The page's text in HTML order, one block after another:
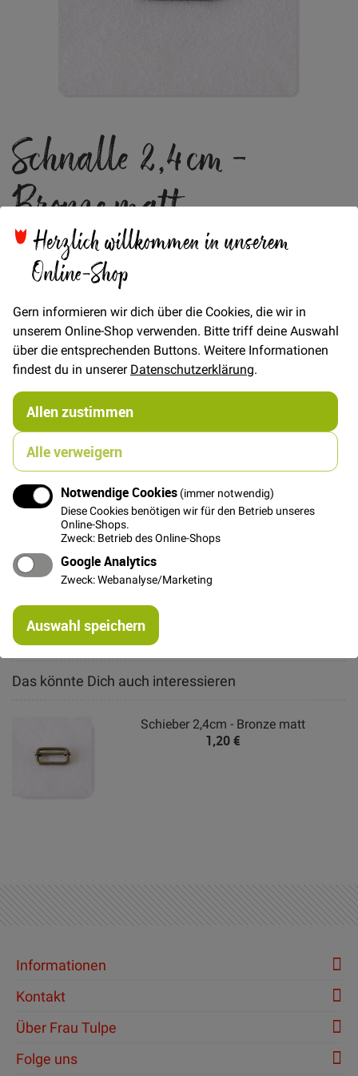
Herzlich willkommen in unserem
Online-Shop
Gern informieren wir dich über die Cookies, die wir in
unserem Online-Shop verwenden. Bitte triff deine Auswahl
über die entsprechenden Buttons. Weitere Informationen
findest du in unsererDatenschutzerklärung.
Allen zustimmen
Alle verweigern
Notwendige Cookies (immer notwendig)
Diese Cookies benötigen wir für den Betrieb unseres
Online-Shops.
Zweck: Betrieb des Online-Shops
Google Analytics
Zweck: Webanalyse/Marketing
Auswahl speichern
der
Bildgalerie
springen
Schnalle 2,4cm -
Bronze matt
Auf Lager
0,80 €
STÜCK
Menge
In den Warenkorb
Das könnte Dich auch interessieren
Schieber 2,4cm - Bronze matt
1,20 €
Details
Schnalle ohne Mittelstift für Gurte, Farbe: bronze matt,
Aussenmaße: ca. 3,1 x 2,2 cm. Passend für 2,4 cm
breites Gurtband.
Weitere Informationen
Informationen
Kontakt
Über Frau Tulpe
Folge uns